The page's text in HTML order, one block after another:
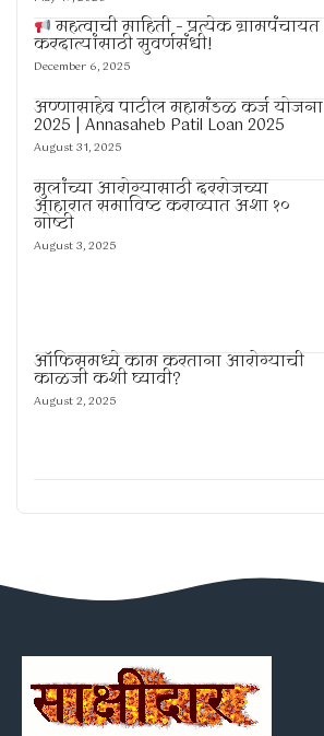
महत्वाची माहिती – प्रत्येक ग्रामपंचायत
करदात्यांसाठी सुवर्णसंधी!
December 6, 2025
अण्णासाहेब पाटील महामंडळ कर्ज योजना
2025 | Annasaheb Patil Loan 2025
August 31, 2025
मुलांच्या आरोग्यासाठी दररोजच्या
आहारात समाविष्ट कराव्यात अशा १०
गोष्टी
August 3, 2025
ऑफिसमध्ये काम करताना आरोग्याची
काळजी कशी घ्यावी?
August 2, 2025